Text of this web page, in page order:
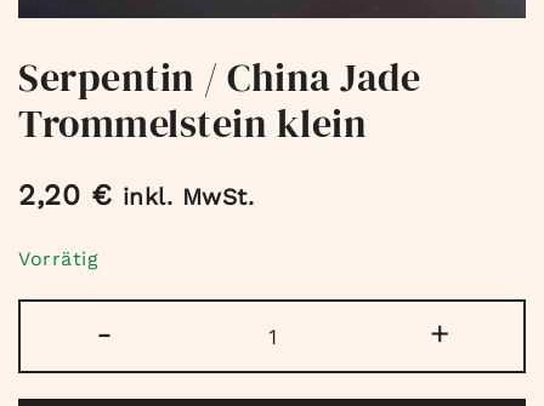
Serpentin / China Jade
Trommelstein klein
2,20 € inkl. MwSt.
Vorrätig
-
/
China
+